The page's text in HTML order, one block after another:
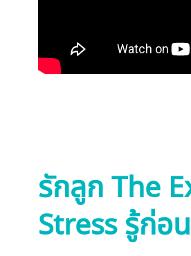
รักลูก The
Stress รู้ก่อ